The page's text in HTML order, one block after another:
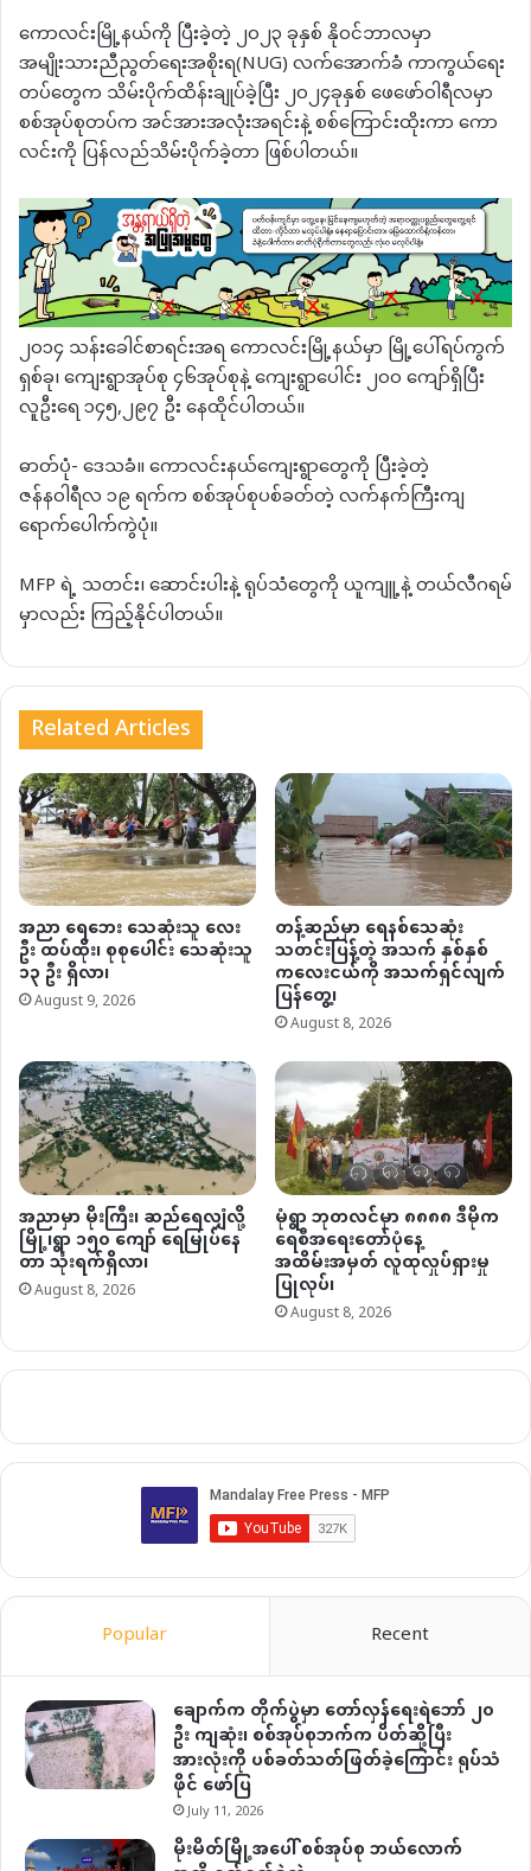
ကောလင်းမြို့နယ်ကို ပြီးခဲ့တဲ့ ၂၀၂၃ ခုနှစ် နိုဝင်ဘာလမှာ
အမျိုးသားညီညွတ်ရေးအစိုးရ(NUG) လက်အောက်ခံ ကာကွယ်ရေး
တပ်တွေက သိမ်းပိုက်ထိန်းချုပ်ခဲ့ပြီး ၂၀၂၄ခုနှစ် ဖေဖော်ဝါရီလမှာ
စစ်အုပ်စုတပ်က အင်အားအလုံးအရင်းနဲ့ စစ်ကြောင်းထိုးကာ ကော
လင်းကို ပြန်လည်သိမ်းပိုက်ခဲ့တာ ဖြစ်ပါတယ်။
၂၀၁၄ သန်းခေါင်စာရင်းအရ ကောလင်းမြို့နယ်မှာ မြို့ပေါ်ရပ်ကွက်
ရှစ်ခု၊ ကျေးရွာအုပ်စု ၄၆အုပ်စုနဲ့ ကျေးရွာပေါင်း ၂၀၀ ကျော်ရှိပြီး
လူဦးရေ ၁၄၅,၂၉၇ ဦး နေထိုင်ပါတယ်။
ဓာတ်ပုံ- ဒေသခံ။ ကောလင်းနယ်ကျေးရွာတွေကို ပြီးခဲ့တဲ့
ဇန်နဝါရီလ ၁၉ ရက်က စစ်အုပ်စုပစ်ခတ်တဲ့ လက်နက်ကြီးကျ
ရောက်ပေါက်ကွဲပုံ။
MFP ရဲ့ သတင်း၊ ဆောင်းပါးနဲ့ ရုပ်သံတွေကို ယူကျူ့နဲ့ တယ်လီဂရမ်
မှာလည်း ကြည့်နိုင်ပါတယ်။
Related Articles
အညာ ရေဘေး သေဆုံးသူ လေး
ဦး ထပ်ထိုး၊ စုစုပေါင်း သေဆုံးသူ
၁၃ ဦး ရှိလာ၊
August 9, 2026
တန့်ဆည်မှာ ရေနစ်သေဆုံး
သတင်းပြန့်တဲ့ အသက် နှစ်နှစ်
ကလေးငယ်ကို အသက်ရှင်လျက်
ပြန်တွေ့၊
August 8, 2026
အညာမှာ မိုးကြီး၊ ဆည်ရေလျှံလို့
မြို့၊ရွာ ၁၅၀ ကျော် ရေမြုပ်နေ
တာ သုံးရက်ရှိလာ၊
August 8, 2026
မုံရွာ ဘုတလင်မှာ ၈၈၈၈ ဒီမိုက
ရေစီအရေးတော်ပုံနေ့
အထိမ်းအမှတ် လူထုလှုပ်ရှားမှု
ပြုလုပ်၊
August 8, 2026
Popular Recent
ချောက်က တိုက်ပွဲမှာ တော်လှန်ရေးရဲဘော် ၂၀
ဦး ကျဆုံး၊ စစ်အုပ်စုဘက်က ပိတ်ဆို့ပြီး
အားလုံးကို ပစ်ခတ်သတ်ဖြတ်ခဲ့ကြောင်း ရုပ်သံ
ဖိုင် ဖော်ပြ
July 11, 2026
မိုးမိတ်မြို့အပေါ် စစ်အုပ်စု ဘယ်လောက်